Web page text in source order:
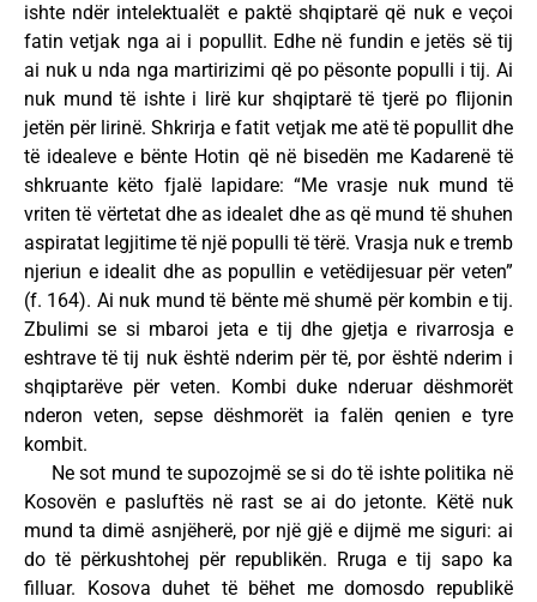
ishte ndër intelektualët e paktë shqiptarë që nuk e veçoi
fatin vetjak nga ai i popullit. Edhe në fundin e jetës së tij
ai nuk u nda nga martirizimi që po pësonte populli i tij. Ai
nuk mund të ishte i lirë kur shqiptarë të tjerë po flijonin
jetën për lirinë. Shkrirja e fatit vetjak me atë të popullit dhe
të idealeve e bënte Hotin që në bisedën me Kadarenë të
shkruante këto fjalë lapidare: “Me vrasje nuk mund të
vriten të vërtetat dhe as idealet dhe as që mund të shuhen
aspiratat legjitime të një populli të tërë. Vrasja nuk e tremb
njeriun e idealit dhe as popullin e vetëdijesuar për veten”
(f. 164). Ai nuk mund të bënte më shumë për kombin e tij.
Zbulimi se si mbaroi jeta e tij dhe gjetja e rivarrosja e
eshtrave të tij nuk është nderim për të, por është nderim i
shqiptarëve për veten. Kombi duke nderuar dëshmorët
nderon veten, sepse dëshmorët ia falën qenien e tyre
kombit.
Ne sot mund te supozojmë se si do të ishte politika në
Kosovën e pasluftës në rast se ai do jetonte. Këtë nuk
mund ta dimë asnjëherë, por një gjë e dijmë me siguri: ai
do të përkushtohej për republikën. Rruga e tij sapo ka
filluar. Kosova duhet të bëhet me domosdo republikë